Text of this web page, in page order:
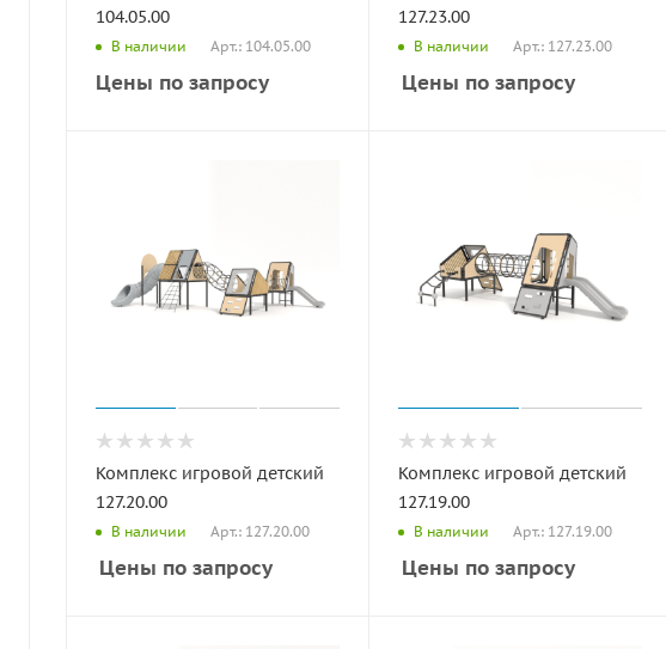
104.05.00
В наличии Арт.: 104.05.00
Цены по запросу
127.23.00
В наличии Арт.: 127.23.00
Цены по запросу
Комплекс игровой детский
127.20.00
В наличии Арт.: 127.20.00
Цены по запросу
Комплекс игровой детский
127.19.00
В наличии Арт.: 127.19.00
Цены по запросу